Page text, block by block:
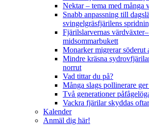
Nektar – tema med många
Snabb anpassning till
svingelgräsfjärilens
Fjärilslarvernas
midsommarbukett
Monarker migrerar söderut
Mindre kräsna
norrut
Vad tittar du på?
Många slags pollinerare
Två generationer
Vackra fjärilar skyddas
Kalender
Anmäl dig här!